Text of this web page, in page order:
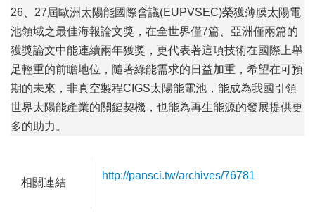
26、27屆歐洲太陽能國際會議(EUPVSEC)榮獲薄膜太陽電
池領域之最佳海報論文獎，在全世界僅7篇、亞洲僅兩篇的
獲獎論文中能連續兩年獲獎，更代表著這項技術在國際上舉
足輕重的前瞻地位，隨著綠能需求的日益加重，希望在可預
期的未來，非真空製程CIGS太陽能電池，能成為我國引領
世界太陽能產業的關鍵契機，也能為再生能源的發展提供更
多的助力。
相關連結
http://pansci.tw/archives/76781